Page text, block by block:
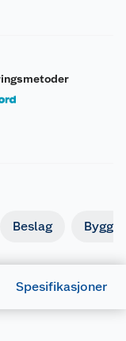
Beslag
Spesifikasjoner